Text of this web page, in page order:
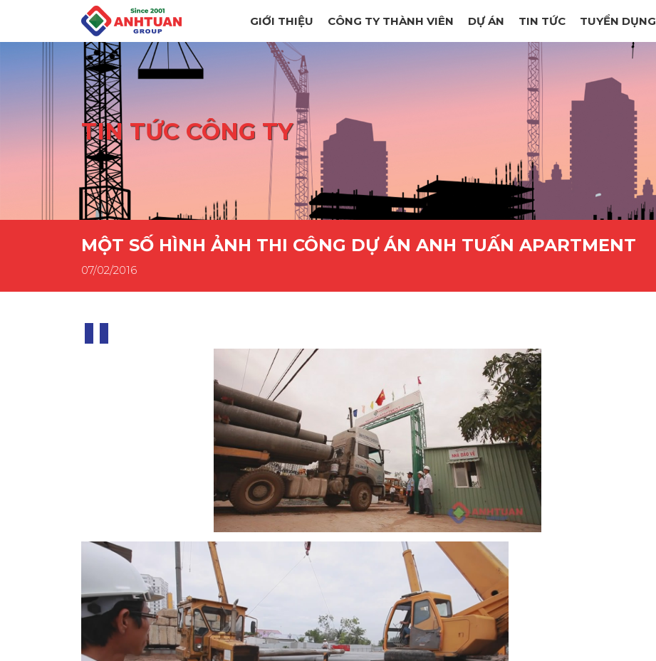
GIỚI THIỆU CÔNG TY THÀNH VIÊN DỰ ÁN TIN TỨC TUYỂN DỤNG
TIN TỨC CÔNG TY
MỘT SỐ HÌNH ẢNH THI CÔNG DỰ ÁN ANH TUẤN APARTMENT
07/02/2016